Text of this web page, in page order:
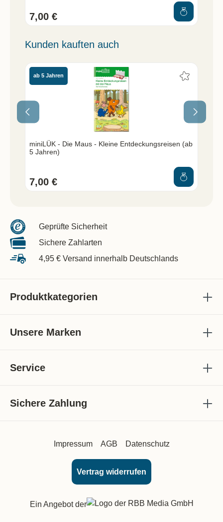
7,00 €
Kunden kauften auch
ab 5 Jahren
miniLÜK - Die Maus - Kleine Entdeckungsreisen (ab
5 Jahren)
7,00 €
Geprüfte Sicherheit
Sichere Zahlarten
4,95 € Versand innerhalb Deutschlands
Produktkategorien
Unsere Marken
Service
Sichere Zahlung
Ein Angebot der
Impressum AGB Datenschutz
Vertrag widerrufen